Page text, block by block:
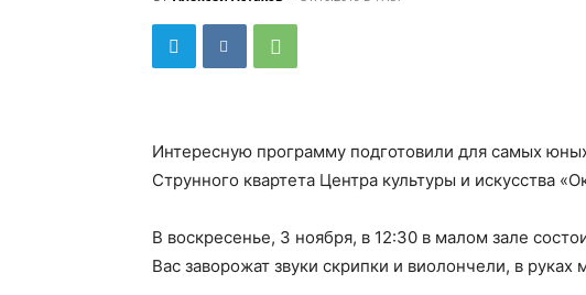
Интересную программу подготовили для самых
Струнного квартета Центра культуры и искусства
В воскресенье, 3 ноября, в 12:30 в малом зале
Вас заворожат звуки скрипки и виолончели, в